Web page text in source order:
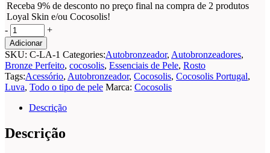
Receba 9% de desconto no preço final na compra de 2 produtos
Loyal Skin e/ou Cocosolis!
COCOSOLIS
TANNING
BRUSH
Premium
tool
for
face
quantity
- +
Adicionar
SKU: C-LA-1 Categories:Autobronzeador, Autobronzeadores,
Bronze Perfeito, cocosolis, Essenciais de Pele, Rosto
Tags:Acessório, Autobronzeador, Cocosolis, Cocosolis Portugal,
Luva, Todo o tipo de pele Marca: Cocosolis
Descrição
Descrição